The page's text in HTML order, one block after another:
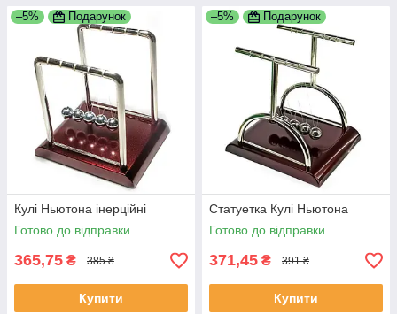
–5% Подарунок
Кулі Ньютона інерційні
Готово до відправки
365,75 ₴ 385 ₴
Купити
–5% Подарунок
Статуетка Кулі Ньютона
Готово до відправки
371,45 ₴ 391 ₴
Купити